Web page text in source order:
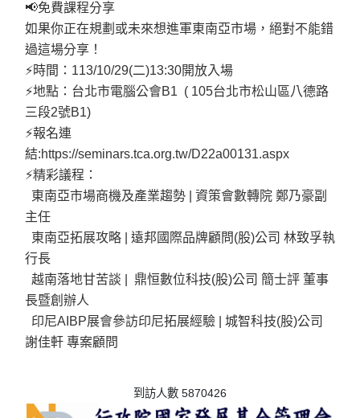
📢免費課程分享
如果你正在規劃或未來想進軍東南亞市場，絕對不能錯
過這場分享！
⚡時間：113/10/29(二)13:30開放入場
⚡地點：台北市電腦公會B1 ( 105台北市松山區八德路
三段2號B1)
⚡報名連
結:https://seminars.tca.org.tw/D22a00131.aspx
⚡精彩議程：
東南亞市場商機及產業趨勢 | 資策會數轉院 鄭乃豪副
主任
東南亞拓展攻略 | 遠邦國際品牌顧問(股)公司 林致孚執
行長
越南落地甘苦談 | 鼎恒數位科技(股)公司 簡士評 董事
長暨創辦人
印尼AIBP展會參訪印尼拓展經驗 | 城智科技(股)公司
謝佳軒 專案顧問
到訪人數 5870426